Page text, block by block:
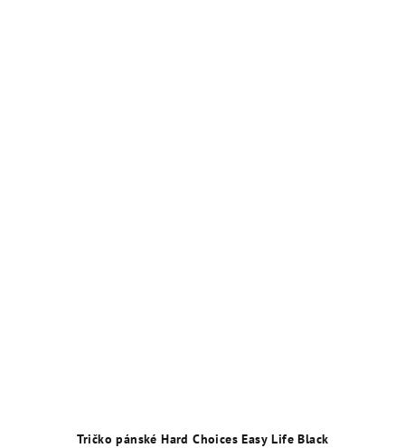
Tričko pánské Hard Choices Easy Life Black